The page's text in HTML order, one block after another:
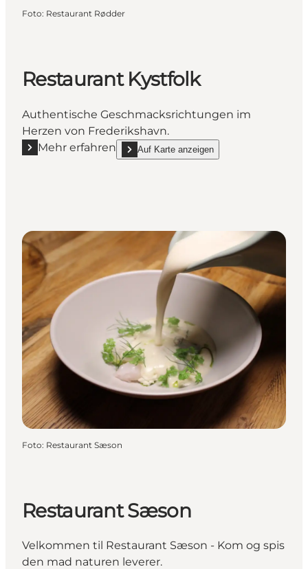
Foto: Restaurant Rødder
Restaurant Kystfolk
Authentische Geschmacksrichtungen im
Herzen von Frederikshavn.
Mehr erfahren
Mehr erfahren "Restaurant Kystfolk"
Auf Karte anzeigen
show Restaurant Kystfolk on_map
Foto: Restaurant Sæson
Restaurant Sæson
Velkommen til Restaurant Sæson - Kom og spis
den mad naturen leverer.